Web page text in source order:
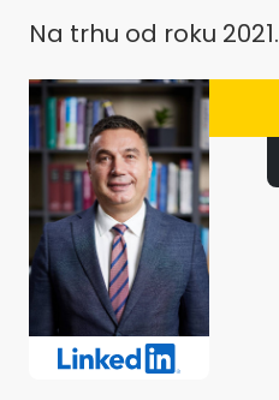
Na trhu od roku 2021.